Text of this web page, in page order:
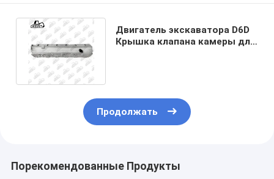
Двигатель экскаватора D6D
Крышка клапана камеры для
Продолжать
Порекомендованные Продукты